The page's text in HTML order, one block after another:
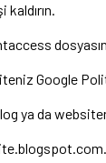
kaldırın.
Google
ya da